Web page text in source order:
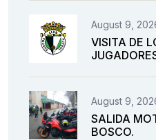
August 9,
VISITA DE
August 9,
SALIDA
BOSCO.